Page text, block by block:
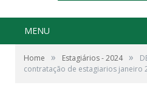
MENU
Home » Estagiários - 2024 »
contratação de estagiarios janeiro